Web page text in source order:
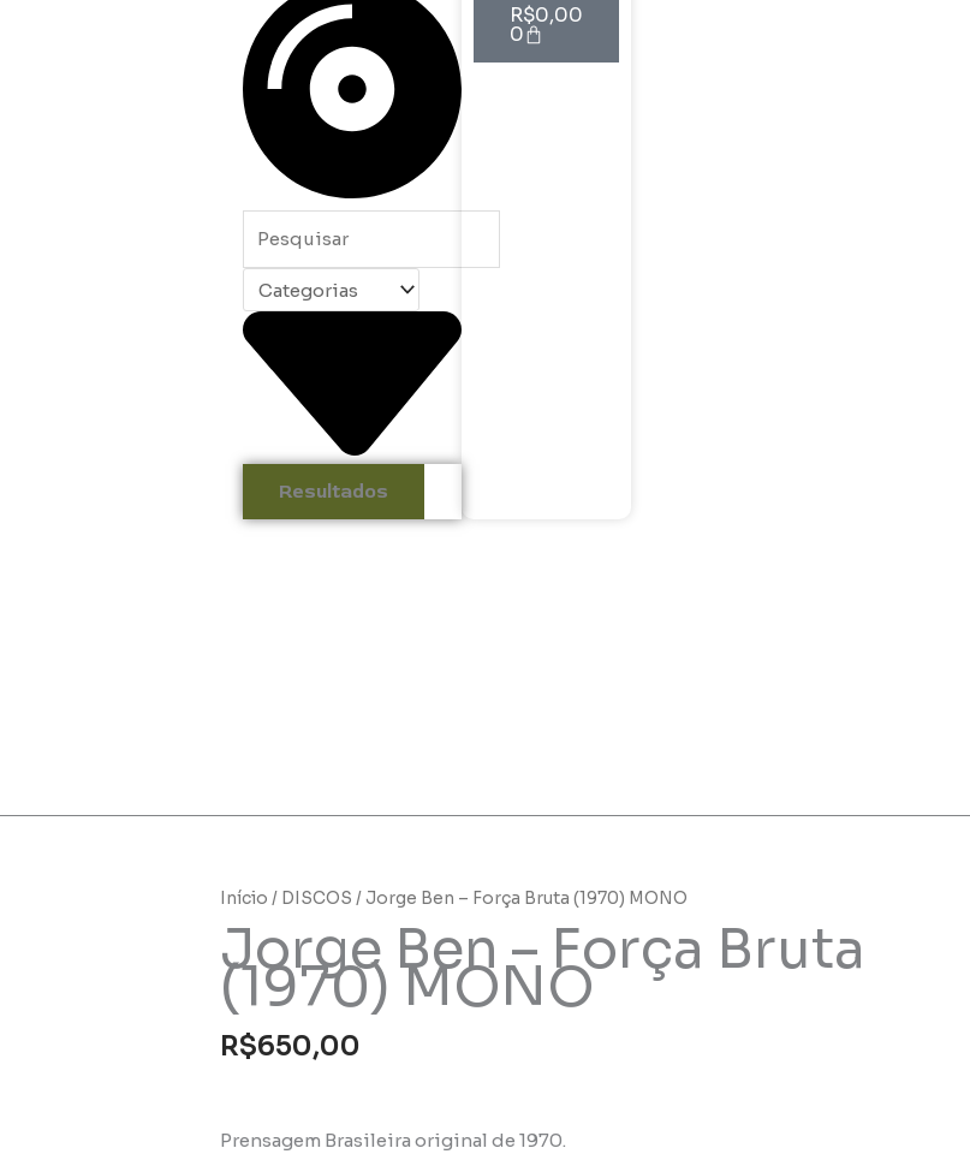
Resultados
R$0,00
0
Início / DISCOS / Jorge Ben – Força Bruta (1970) MONO
Jorge Ben – Força Bruta
(1970) MONO
R$650,00
Prensagem Brasileira original de 1970.